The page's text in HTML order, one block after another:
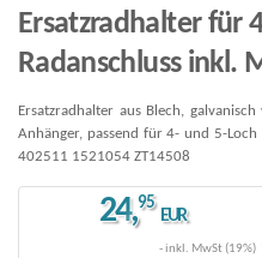
Ersatzradhalter für
Radanschluss inkl.
Ersatzradhalter aus Blech,
Anhänger, passend für 4- und 5-
402511 1521054 ZT14508
24,95
EUR
- inkl. MwSt (19%)